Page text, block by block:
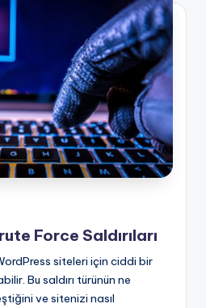
Force Saldırıları
siteleri için ciddi bir
Bu saldırı türünün ne
ve sitenizi nasıl